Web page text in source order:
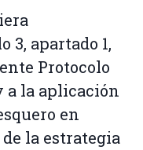
3, apartado 1,
Protocolo
a la aplicación
en
la estrategia